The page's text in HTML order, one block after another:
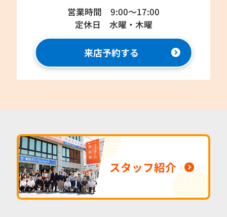
営業時間 9:00～17:00
定休日 水曜・木曜
来店予約する
スタッフ紹介